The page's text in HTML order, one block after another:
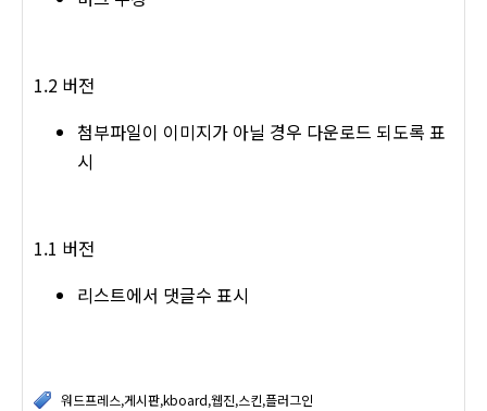
1.2 버전
첨부파일이 이미지가 아닐 경우 다운로드 되도록 표
시
1.1 버전
리스트에서 댓글수 표시
워드프레스,게시판,kboard,웹진,스킨,플러그인